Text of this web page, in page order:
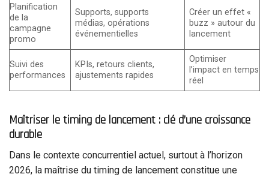
Planification
de la
campagne
promo
Supports, supports
médias, opérations
événementielles
Créer un effet «
buzz » autour du
lancement
Suivi des
performances
KPIs, retours clients,
ajustements rapides
Optimiser
l’impact en temps
réel
Maîtriser le timing de lancement : clé d’une croissance
durable
Dans le contexte concurrentiel actuel, surtout à l’horizon
2026, la maîtrise du timing de lancement constitue une